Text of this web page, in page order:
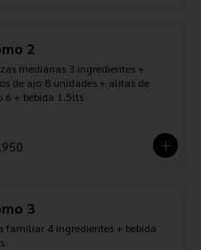
2
medianas 3 ingredientes +
de ajo 8 unidades + alitas de
6 + bebida 1.5lts
3
familiar 4 ingredientes + bebida